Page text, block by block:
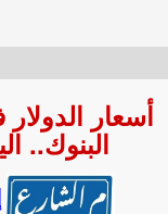
أسعار
البنوك.. اليوم